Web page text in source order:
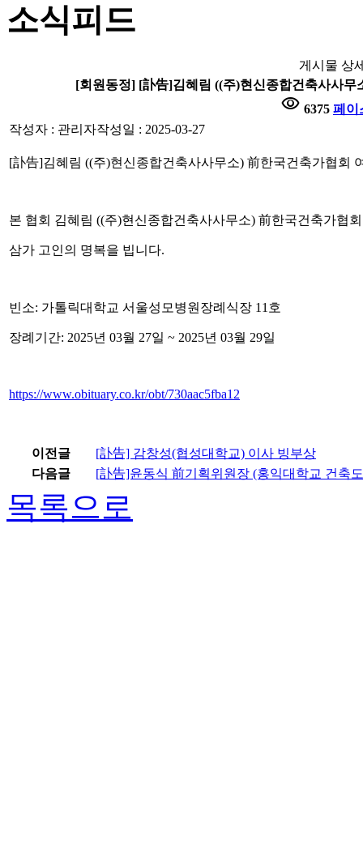
소식피드
게시물 상
[회원동정] [訃告]김혜림 ((주)현신종합건축사사
visibility 6375 페이
작성자 : 관리자작성일 : 2025-03-27
[訃告]김혜림 ((주)현신종합건축사사무소) 前한국건축가협회
본 협회 김혜림 ((주)현신종합건축사사무소) 前한국건축가협
삼가 고인의 명복을 빕니다.
빈소: 가톨릭대학교 서울성모병원장례식장 11호
장례기간: 2025년 03월 27일 ~ 2025년 03월 29일
https://www.obituary.co.kr/obt/730aac5fba12
이전글
[訃告] 감창성(협성대학교) 이사 빙부상
다음글
[訃告]윤동식 前기획위원장 (홍익대학교 건축
목록으로